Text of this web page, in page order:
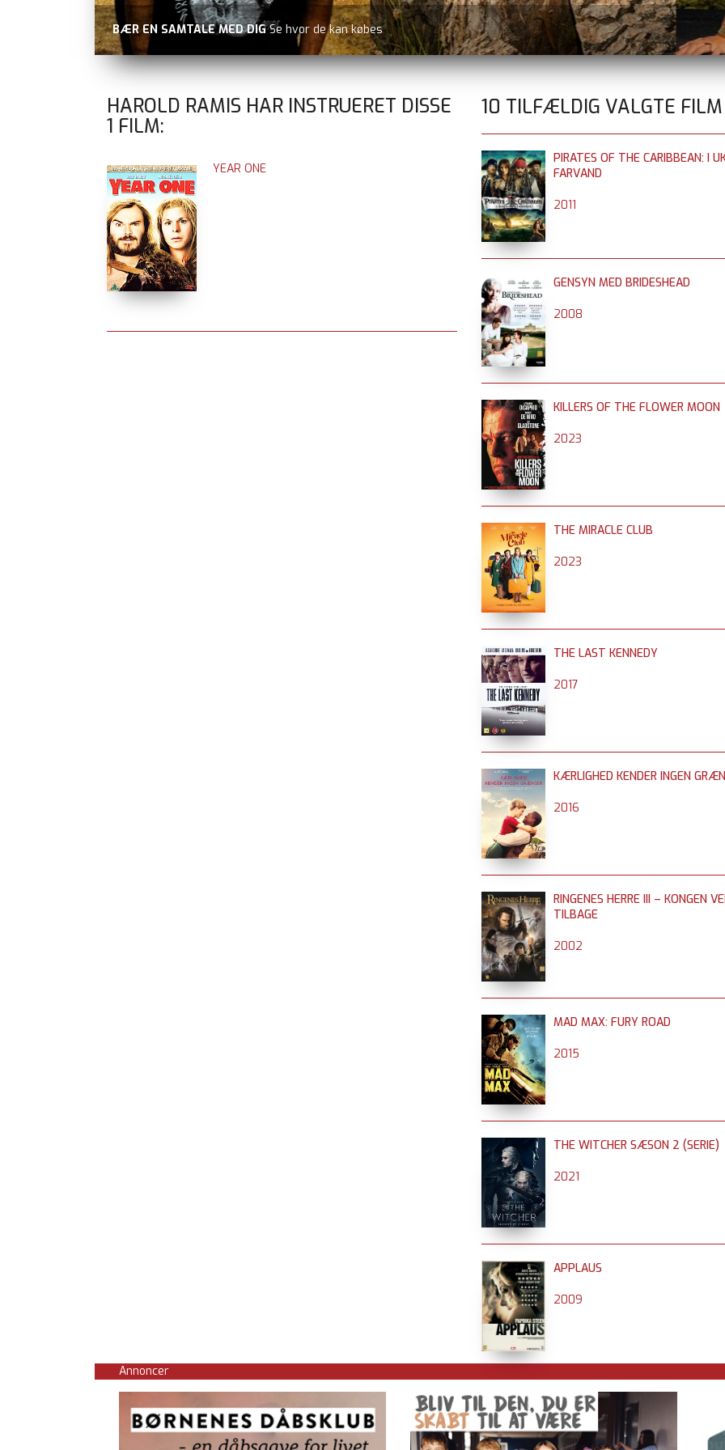
BÆR EN SAMTALE MED DIG Se hvor de kan købes
HAROLD RAMIS HAR INSTRUERET DISSE
1 FILM:
YEAR ONE
10 TILFÆLDIG VALGTE FILM
PIRATES OF THE CARIBBEAN: I
FARVAND
2011
GENSYN MED BRIDESHEAD
2008
KILLERS OF THE FLOWER MOON
2023
THE MIRACLE CLUB
2023
THE LAST KENNEDY
2017
KÆRLIGHED KENDER INGEN
2016
RINGENES HERRE III – KONGEN
TILBAGE
2002
MAD MAX: FURY ROAD
2015
THE WITCHER SÆSON 2 (SERIE)
2021
APPLAUS
2009
Annoncer